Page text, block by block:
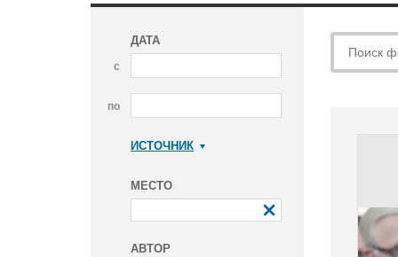
ДАТА
с
по
ИСТОЧНИК
МЕСТО
АВТОР